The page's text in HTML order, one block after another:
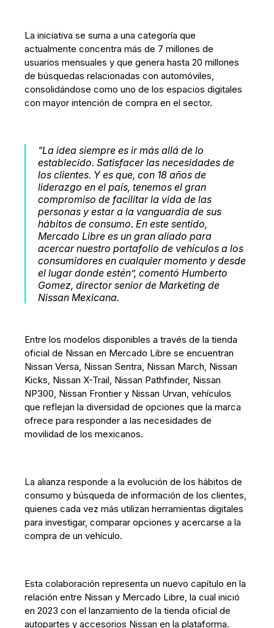
La iniciativa se suma a una categoría que
actualmente concentra más de 7 millones de
usuarios mensuales y que genera hasta 20 millones
de búsquedas relacionadas con automóviles,
consolidándose como uno de los espacios digitales
con mayor intención de compra en el sector.
“La idea siempre es ir más allá de lo
establecido. Satisfacer las necesidades de
los clientes. Y es que, con 18 años de
liderazgo en el país, tenemos el gran
compromiso de facilitar la vida de las
personas y estar a la vanguardia de sus
hábitos de consumo. En este sentido,
Mercado Libre es un gran aliado para
acercar nuestro portafolio de vehículos a los
consumidores en cualquier momento y desde
el lugar donde estén”, comentó Humberto
Gomez, director senior de Marketing de
Nissan Mexicana.
Entre los modelos disponibles a través de la tienda
oficial de Nissan en Mercado Libre se encuentran
Nissan Versa, Nissan Sentra, Nissan March, Nissan
Kicks, Nissan X-Trail, Nissan Pathfinder, Nissan
NP300, Nissan Frontier y Nissan Urvan, vehículos
que reflejan la diversidad de opciones que la marca
ofrece para responder a las necesidades de
movilidad de los mexicanos.
La alianza responde a la evolución de los hábitos de
consumo y búsqueda de información de los clientes,
quienes cada vez más utilizan herramientas digitales
para investigar, comparar opciones y acercarse a la
compra de un vehículo.
Esta colaboración representa un nuevo capítulo en la
relación entre Nissan y Mercado Libre, la cual inició
en 2023 con el lanzamiento de la tienda oficial de
autopartes y accesorios Nissan en la plataforma.